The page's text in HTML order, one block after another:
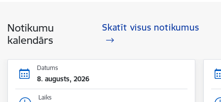
Notikumu
kalendārs
Skatīt visus notikumus
Datums
8. augusts, 2026
Laiks